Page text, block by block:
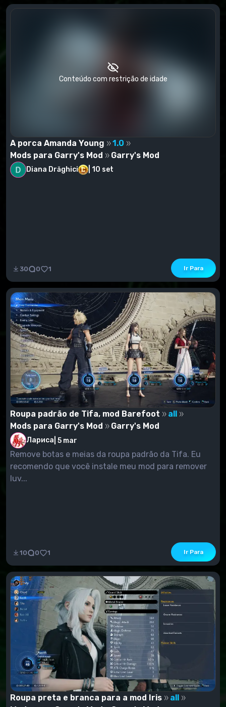
Valiant extraí-lo em
Exemplo:C:\Program Files\Garrys
Conteúdo com restrição de idade
A porca Amanda Young
1.0
Mods para Garry's Mod
Garry's Mod
Diana Drăghici 10 set
30 0 1 Ir Para
Roupa padrão de Tifa, mod Barefoot
all
Mods para Garry's Mod
Garry's Mod
Лариса 5 mar
Remove botas e meias da roupa padrão da Tifa. Eu
recomendo que você instale meu mod para remover
luv...
10 0 1 Ir Para
Roupa preta e branca para a mod Iris
all